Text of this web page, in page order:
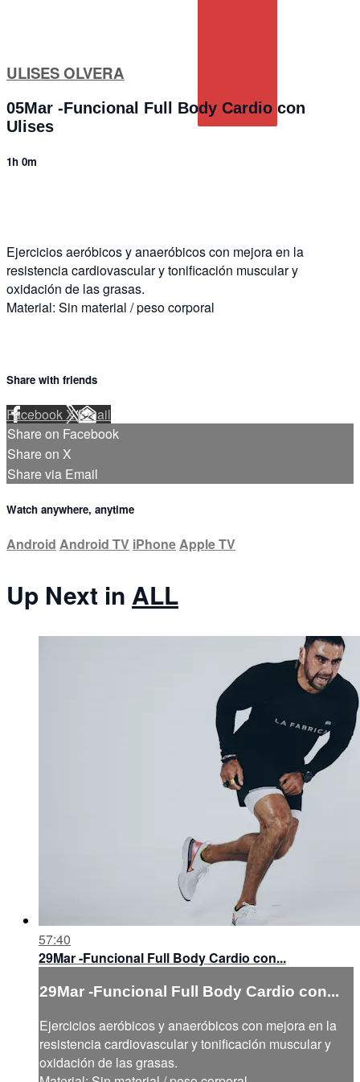
ULISES OLVERA
05Mar -Funcional Full Body Cardio con
Ulises
1h 0m
Ejercicios aeróbicos y anaeróbicos con mejora en la
resistencia cardiovascular y tonificación muscular y
oxidación de las grasas.
Material: Sin material / peso corporal
Share with friends
FacebookXEmail
Share on Facebook
Share on X
Share via Email
Watch anywhere, anytime
Android Android TV iPhoneApple TV
Up Next in ALL
57:40
29Mar -Funcional Full Body Cardio con...
29Mar -Funcional Full Body Cardio con...
Ejercicios aeróbicos y anaeróbicos con mejora en la
resistencia cardiovascular y tonificación muscular y
oxidación de las grasas.